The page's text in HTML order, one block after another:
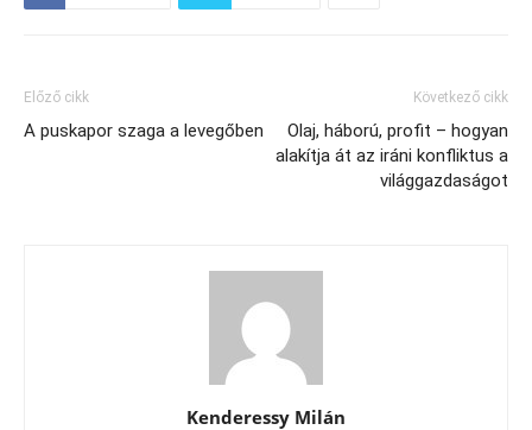
Előző cikk
A puskapor szaga a levegőben
Következő cikk
Olaj, háború, profit – hogyan
alakítja át az iráni konfliktus a
világgazdaságot
Kenderessy Milán